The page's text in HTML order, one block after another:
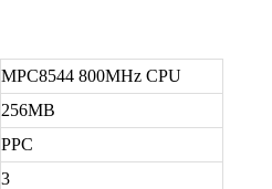
MPC8544 800MHz CPU
256MB
PPC
3